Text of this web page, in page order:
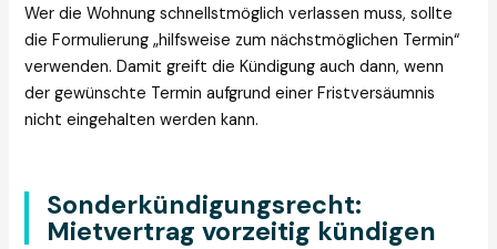
Wer die Wohnung schnellstmöglich verlassen muss, sollte
die Formulierung „hilfsweise zum nächstmöglichen Termin“
verwenden. Damit greift die Kündigung auch dann, wenn
der gewünschte Termin aufgrund einer Fristversäumnis
nicht eingehalten werden kann.
Sonderkündigungsrecht:
Mietvertrag vorzeitig kündigen